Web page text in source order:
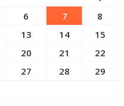
6 7
8
13 14
15
20 21
22
27 28
29